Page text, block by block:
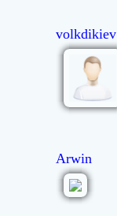
volkdikiev
Arwin